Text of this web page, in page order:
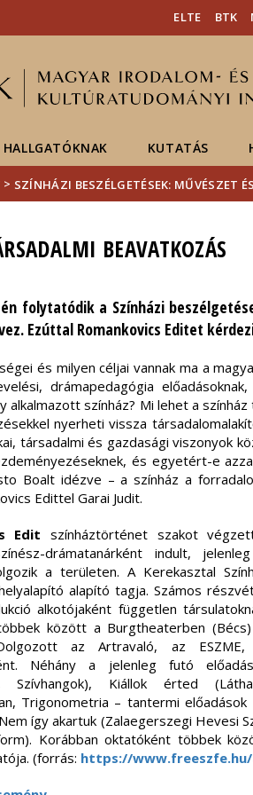
ELTE BTK
HALLGATÓKNAK KUTATÁS
> SZÍNHÁZI BESZÉLGETÉSEK: MŰVÉSZET
BEAVATKOZÁS
folytatódik a Színházi
Ezúttal Romankovics Editet
és milyen céljai vannak ma a
drámapedagógia
alkalmazott színház? Mi lehet a
nyerheti vissza
társadalmi és gazdasági viszonyok
és egyetért-e
Boalt idézve – a színház a
Edittel Garai Judit.
Edit színháztörténet szakot
drámatanárként indult,
a területen. A Kerekasztal
alapító tagja. Számos
alkotójaként független
között a Burgtheaterben
az Artravaló, az
Néhány a jelenleg futó
Szívhangok), Kiállok érted
Trigonometria – tantermi előadások
így akartuk (Zalaegerszegi Hevesi
Korábban oktatóként többek
(forrás: https://